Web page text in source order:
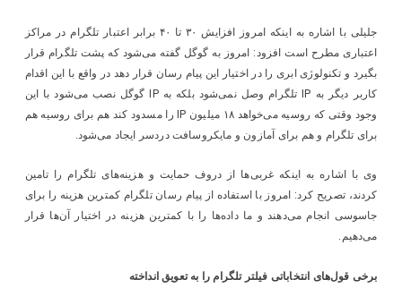
جلیلی با اشاره به اینکه امروز افزایش ۳۰ تا ۴۰ برابر اعتبار تلگرام در مراکز
اعتباری مطرح است افزود: امروز به گوگل گفته می‌شود که پشت تلگرام قرار
بگیرد و تکنولوژی ابری را در اختیار این پیام رسان قرار دهد در واقع با این اقدام
کاربر دیگر به IP تلگرام وصل نمی‌شود بلکه به IP گوگل نصب می‌شود با این
وجود وقتی که روسیه می‌خواهد ۱۸ میلیون IP را مسدود کند هم برای روسیه هم
برای تلگرام و هم برای آمازون و مایکروسافت دردسر ایجاد می‌شود.
وی با اشاره به اینکه غربی‌ها از دروف حمایت و هزینه‌های تلگرام را تامین
کردند، تصریح کرد: امروز با استفاده از پیام رسان تلگرام کمترین هزینه را برای
جاسوسی انجام می‌دهند و ما داده‌ها را با کمترین هزینه در اختیار آن‌ها قرار
می‌دهیم.
برخی قول‌های انتخاباتی فیلتر تلگرام را به تعویق انداخته